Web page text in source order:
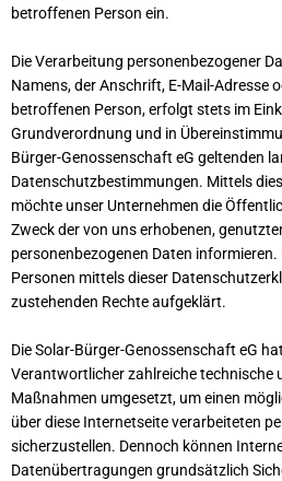
betroffenen Person ein.
Die Verarbeitung personenbezogener
Namens, der Anschrift, E-Mail-Adresse
betroffenen Person, erfolgt stets im
Grundverordnung und in
Bürger-Genossenschaft eG geltenden
Datenschutzbestimmungen. Mittels
möchte unser Unternehmen die
Zweck der von uns erhobenen,
personenbezogenen Daten
Personen mittels dieser
zustehenden Rechte aufgeklärt.
Die Solar-Bürger-Genossenschaft eG
Verantwortlicher zahlreiche technische
Maßnahmen umgesetzt, um einen
über diese Internetseite verarbeiteten
sicherzustellen. Dennoch können
Datenübertragungen grundsätzlich